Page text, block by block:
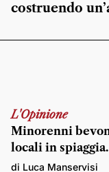
costruendo
L'Opinione
Minorenni
locali in
di Luca Manservisi